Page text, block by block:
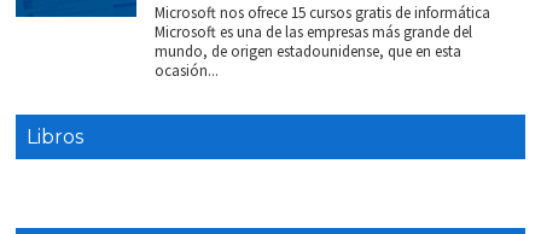
Microsoft nos ofrece 15 cursos gratis de informática
Microsoft es una de las empresas más grande del
mundo, de origen estadounidense, que en esta
ocasión...
Libros